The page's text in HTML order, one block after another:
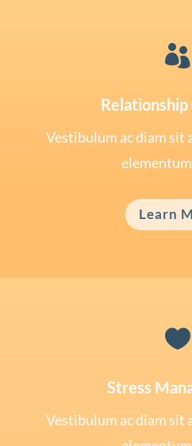

Relationship
Vestibulum ac diam sit
Learn

Stress
Vestibulum ac diam sit